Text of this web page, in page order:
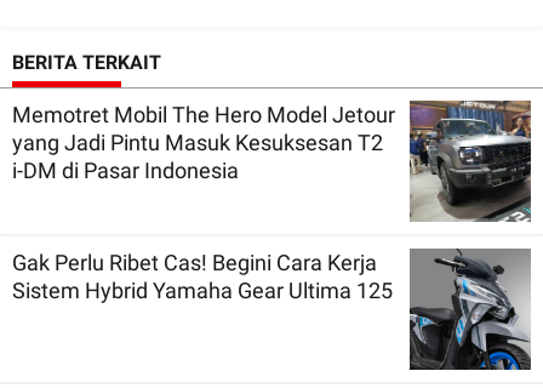
BERITA TERKAIT
Memotret Mobil The Hero Model Jetour
yang Jadi Pintu Masuk Kesuksesan T2
i-DM di Pasar Indonesia
Gak Perlu Ribet Cas! Begini Cara Kerja
Sistem Hybrid Yamaha Gear Ultima 125